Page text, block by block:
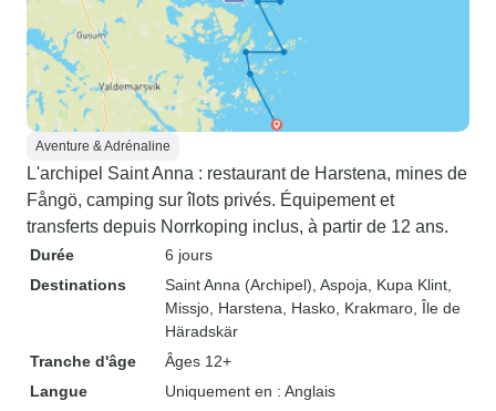
Aventure & Adrénaline
L'archipel Saint Anna : restaurant de Harstena, mines de
Fångö, camping sur îlots privés. Équipement et
transferts depuis Norrkoping inclus, à partir de 12 ans.
Durée
6 jours
Destinations
Saint Anna (Archipel) , Aspoja , Kupa Klint
Missjo , Harstena , Hasko , Krakmaro , Île de
Häradskär
Tranche d'âge
Âges 12+
Langue
Uniquement en : Anglais